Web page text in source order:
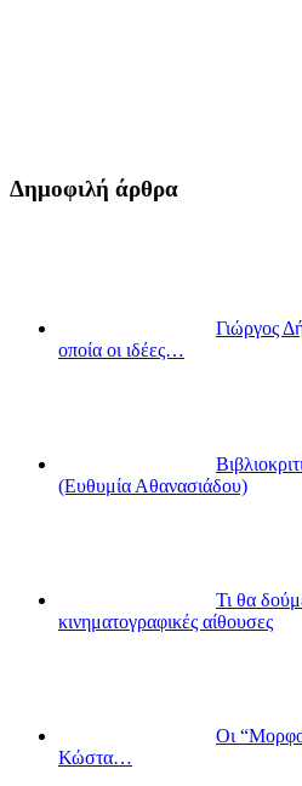
Δημοφιλή άρθρα
Γιώργος
οποία οι ιδέες…
(Ευθυμία Αθανασιάδου)
Τι θα
κινηματογραφικές αίθουσες
Οι
Κώστα…